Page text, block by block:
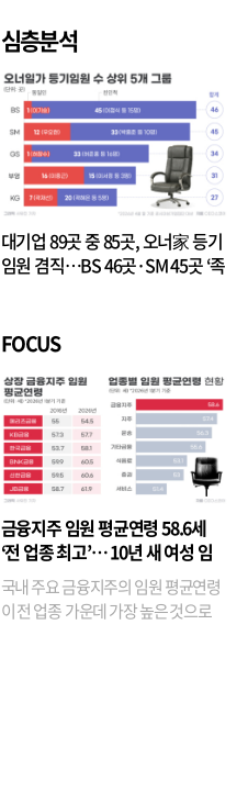
심층분석
대기업 89곳 중 85곳, 오너家 등기
임원 겸직…BS 46곳·SM 45곳 ‘족
FOCUS
금융지주 임원 평균연령 58.6세
‘전 업종 최고’… 10년 새 여성 임
원은 14배 껑충
국내 주요 금융지주의 임원 평균연령
이 전 업종 가운데 가장 높은 것으로